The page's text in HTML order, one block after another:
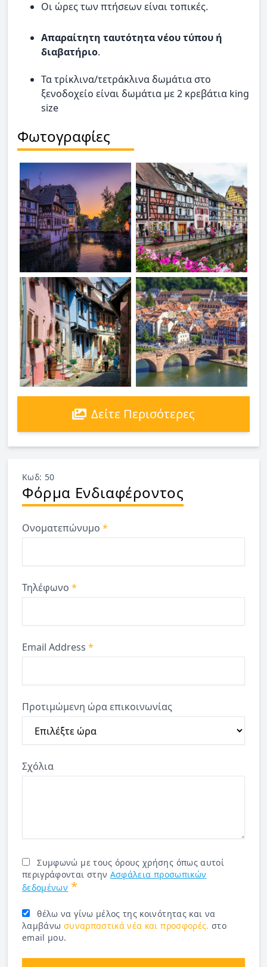
Οι ώρες των πτήσεων είναι τοπικές.
Απαραίτητη ταυτότητα νέου τύπου ή
διαβατήριο.
Τα τρίκλινα/τετράκλινα δωμάτια στο
ξενοδοχείο είναι δωμάτια με 2 κρεβάτια king
size
Φωτογραφίες
Δείτε Περισότερες
Κωδ: 50
Φόρμα Ενδιαφέροντος
Ονοματεπώνυμο *
Τηλέφωνο *
Email Address *
Προτιμώμενη ώρα επικοινωνίας
Σχόλια
Συμφωνώ με τους όρους χρήσης όπως αυτοί
περιγράφονται στην Ασφάλεια προσωπικών
δεδομένων *
θέλω να γίνω μέλος της κοινότητας και να
λαμβάνω συναρπαστικά νέα και προσφορές. στο
email μου.